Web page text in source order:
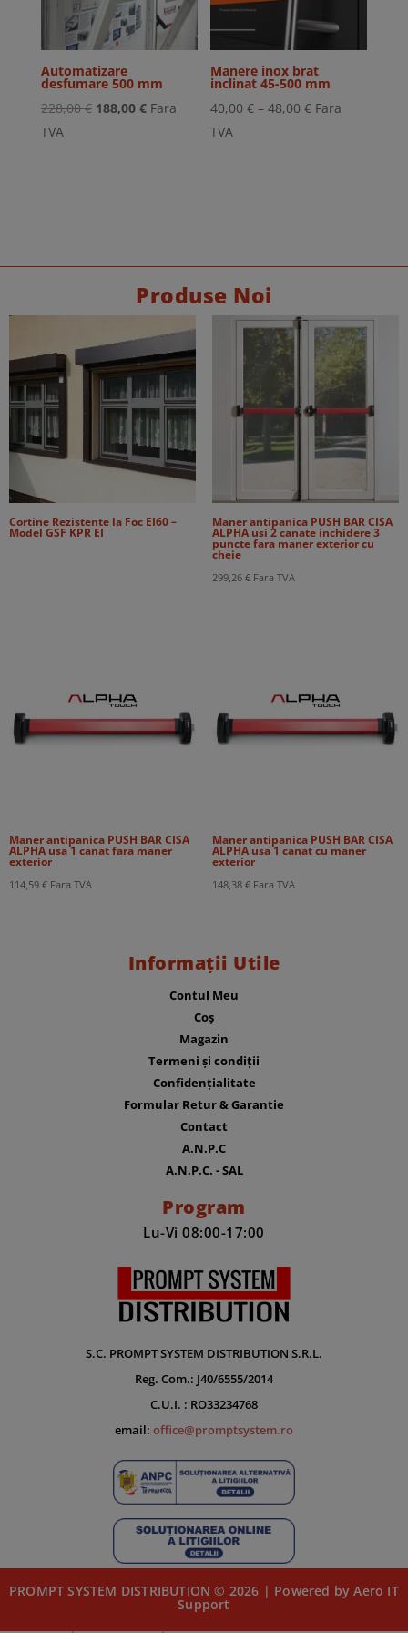
Automatizare
desfumare 500 mm
228,00€ Prețul
188,00 €Prețul
Fara
TVA
Manere inox brat
inclinat 45-500 mm
40,00€ – 48,00€Interval
Fara
TVA
Produse Noi
Cortine Rezistente la Foc EI60 –
Model GSF KPR EI
Maner antipanica PUSH BAR CISA
ALPHA usi 2 canate inchidere 3
puncte fara maner exterior cu
cheie
299,26 € Fara TVA
Maner antipanica PUSH BAR CISA
ALPHA usa 1 canat fara maner
exterior
114,59 € Fara TVA
Maner antipanica PUSH BAR CISA
ALPHA usa 1 canat cu maner
exterior
148,38 € Fara TVA
Informații Utile
Contul Meu
Coș
Magazin
Termeni și condiții
Confidențialitate
Formular Retur & Garantie
Contact
A.N.P.C
A.N.P.C. - SAL
Program
Lu-Vi 08:00-17:00
S.C. PROMPT SYSTEM DISTRIBUTION S.R.L.
Reg. Com.: J40/6555/2014
C.U.I. : RO33234768
email: office@promptsystem.ro
PROMPT SYSTEM DISTRIBUTION © 2026 | Powered by Aero IT
Support